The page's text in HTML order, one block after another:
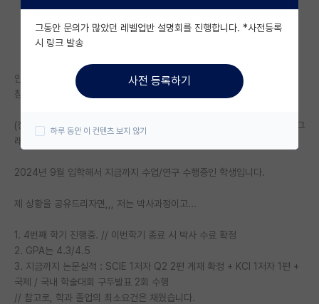
자유 게시판(아무개랩)
미국 유학 게시판
미국 대학원 합격 후기 게시판
대학원생 모집 게시판
연구실(PI) 홍보 게시판
석박사 채용 정보 게시판
임용 정보 게시판
학부 인턴 게시판
취업 게시판
임용 후기 게시판
안녕하세요,,
참 인생이 쉽지가 않네요.
(정확한 사연은 제가 누군지 특정될 수 있어서 살짝 각색은 하였습니다만, 그
래도 80~90이상 큰 맥락과 흐름에서는 문제 없습니다.)
2024년 9월 입학해서 지금까지 수업/연구 수행중인 학생입니다.
제 상황을 공유드리자면,,, 저는 박사과정이고...
1. 4번째 학기 진행중. // 이번학기 종료 시 박사 수료 확정
2. GPA는 4.3/4.5
3. 지금까지 논문실적 : SCIE 1저자 Q2 2편 게재 확정 + KCI 1저자 1편 +
국제 / 국내 학술대회 구두발표 2회 수행
// 참고로, 학과 졸업의 최소요건은 채웠습니다.
그동안 문의가 많았던 레벨업반 설명회를 진행합니다. *사전등록
시 링크 발송
사전 등록하기
하루 동안 이 컨텐츠 보지 않기